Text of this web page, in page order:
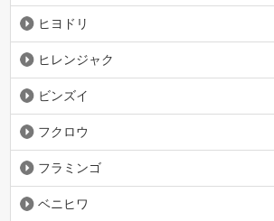
ヒヨドリ
ヒレンジャク
ビンズイ
フクロウ
フラミンゴ
ベニヒワ